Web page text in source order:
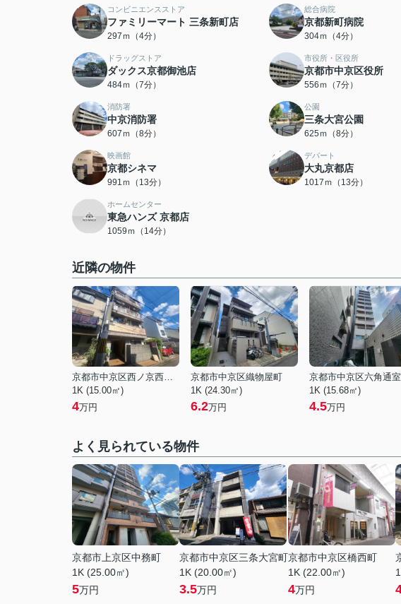
コンビニエンスストア
ファミリーマート 三条新町店
297ｍ（4分）
総合病院
京都新町病院
304ｍ（4分）
ドラッグストア
ダックス京都御池店
484ｍ（7分）
市役所・区役所
京都市中京区役所
556ｍ（7分）
消防署
中京消防署
607ｍ（8分）
公園
三条大宮公園
625ｍ（8分）
映画館
京都シネマ
991ｍ（13分）
デパート
大丸京都店
1017ｍ（13分）
ホームセンター
東急ハンズ 京都店
1059ｍ（14分）
近隣の物件
京都市中京区西ノ京西月光町
1K (15.00㎡)
4万円
京都市中京区織物屋町
1K (24.30㎡)
6.2万円
1K (15.68㎡)
4.5万円
よく見られている物件
京都市上京区中務町
1K (25.00㎡)
5万円
京都市中京区三条大宮町
1K (20.00㎡)
3.5万円
京都市中京区橋西町
1K (22.00㎡)
4万円